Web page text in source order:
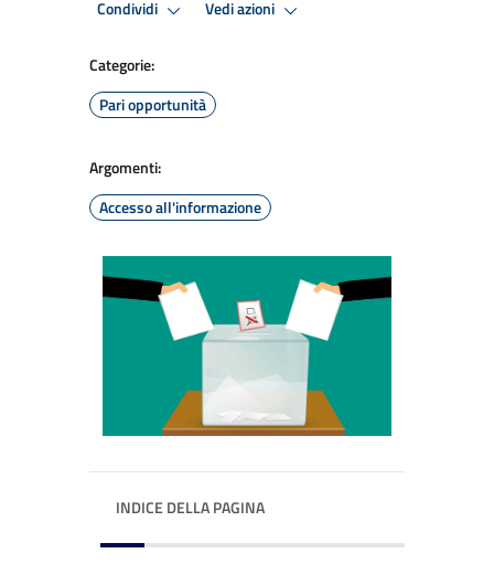
Condividi Vedi azioni
Categorie:
Pari opportunità
Argomenti:
Accesso all'informazione
INDICE DELLA PAGINA